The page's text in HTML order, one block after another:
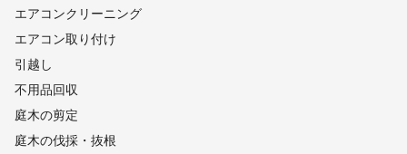
エアコンクリーニング
エアコン取り付け
引越し
不用品回収
庭木の剪定
庭木の伐採・抜根